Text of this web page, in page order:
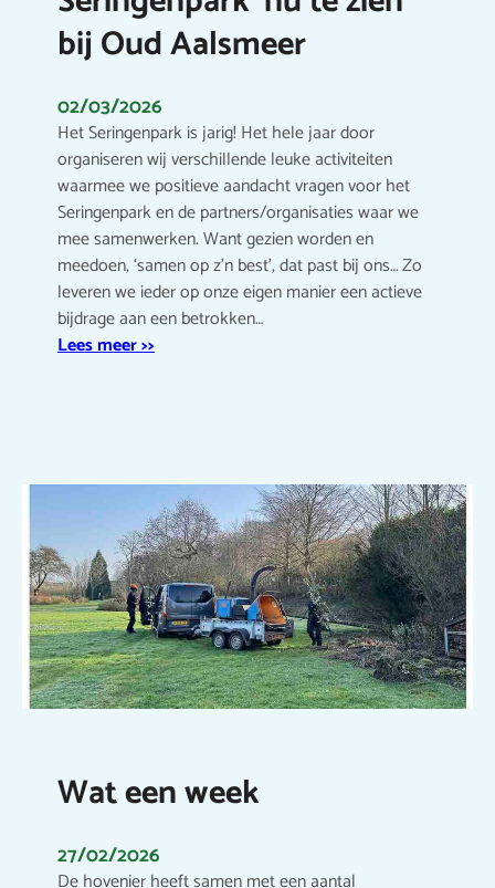
bij Oud Aalsmeer
02/03/2026
Het Seringenpark is jarig! Het hele jaar door
organiseren wij verschillende leuke activiteiten
waarmee we positieve aandacht vragen voor het
Seringenpark en de partners/organisaties waar we
mee samenwerken. Want gezien worden en
meedoen, ‘samen op z’n best’, dat past bij ons… Zo
leveren we ieder op onze eigen manier een actieve
bijdrage aan een betrokken…
Lees meer >>
Wat een week
27/02/2026
De hovenier heeft samen met een aantal